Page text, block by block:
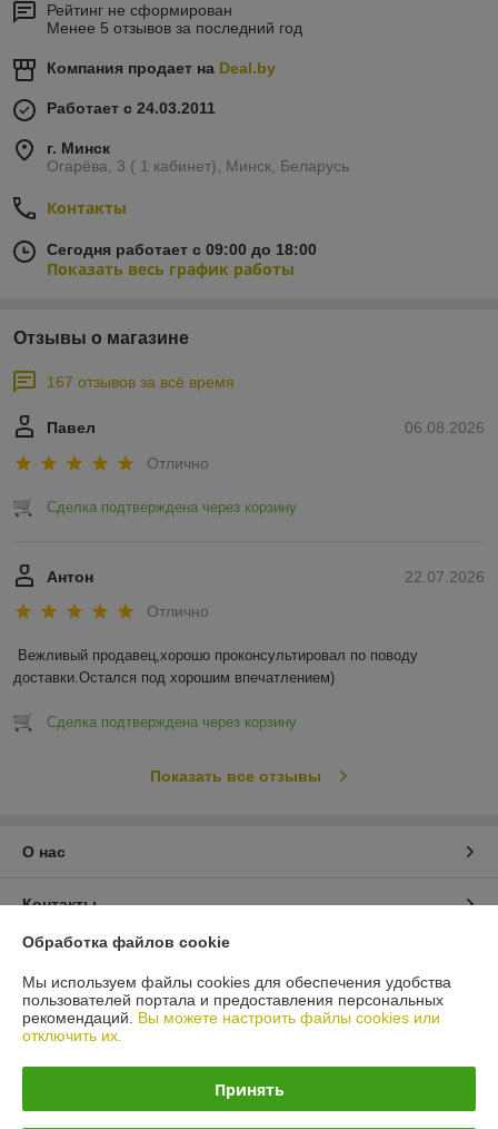
Рейтинг не сформирован
Менее 5 отзывов за последний год
Компания продает на Deal.by
Работает с 24.03.2011
г. Минск
Огарёва, 3 ( 1 кабинет), Минск, Беларусь
Контакты
Сегодня работает с 09:00 до 18:00
Показать весь график работы
Отзывы о магазине
167 отзывов за всё время
06.08.2026
Павел
Отлично
Сделка подтверждена через корзину
22.07.2026
Антон
Отлично
Вежливый продавец,хорошо проконсультировал по поводу
доставки.Остался под хорошим впечатлением)
Сделка подтверждена через корзину
Показать все отзывы
О нас
Контакты
Доставка и оплата
График работы
Политика обработки cookies
Обработка файлов cookie
Мы используем файлы cookies для обеспечения удобства
пользователей портала и предоставления персональных
рекомендаций. Вы можете настроить файлы cookies или
отключить их.
Принять